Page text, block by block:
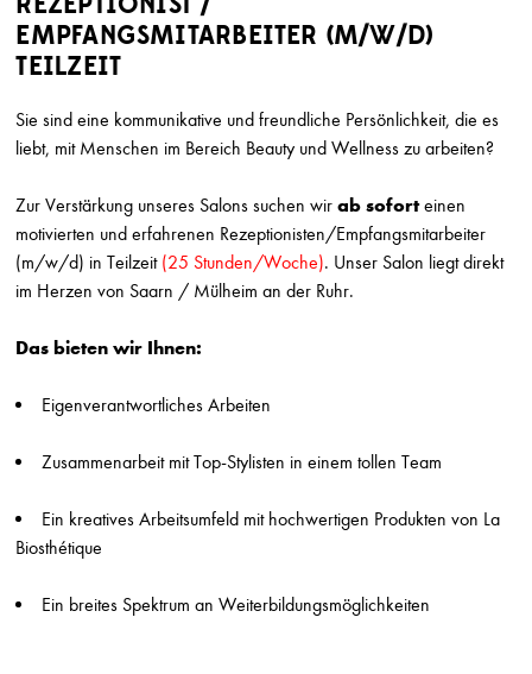
SUCHRADIUS
Marion Ganse
Potsdam
Friseur (w/m/d) in Vollzeit gesucht
Herget & Muth
Top Style
Friseur (m/w/d) Teilzeit
München
Stefan Probst
Stuttgart
EMPFANGSMITARBEITER (M/W/D)
TEILZEIT
Sie sind eine kommunikative und freundliche Persönlichkeit, die es
liebt, mit Menschen im Bereich Beauty und Wellness zu arbeiten?
Zur Verstärkung unseres Salons suchen wirab soforteinen
motivierten und erfahrenen Rezeptionisten/Empfangsmitarbeiter
(m/w/d) in Teilzeit (25 Stunden/Woche). Unser Salon liegt direkt
im Herzen von Saarn / Mülheim an der Ruhr.
Das bieten wir Ihnen:
Eigenverantwortliches Arbeiten
Zusammenarbeit mit Top-Stylisten in einem tollen Team
Ein kreatives Arbeitsumfeld mit hochwertigen Produkten von La
Biosthétique
Ein breites Spektrum an Weiterbildungsmöglichkeiten